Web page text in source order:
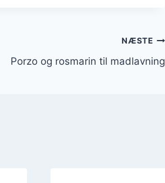
NÆSTE
Porzo og rosmarin til madlavning